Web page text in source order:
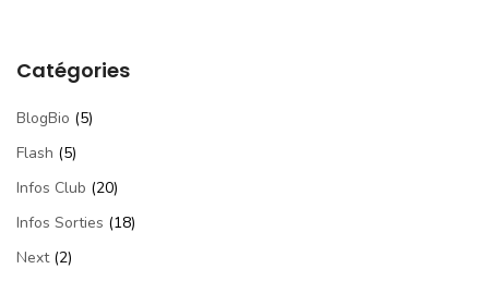
Catégories
BlogBio (5)
Flash (5)
Infos Club (20)
Infos Sorties (18)
Next(2)